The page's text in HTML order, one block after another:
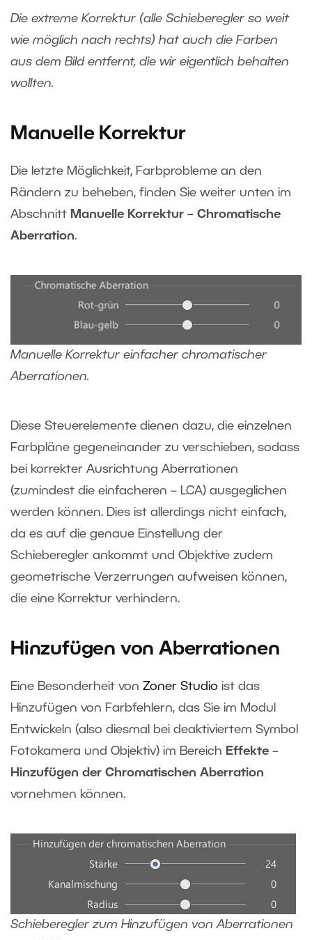
Die extreme Korrektur (alle Schieberegler so weit
wie möglich nach rechts) hat auch die Farben
aus dem Bild entfernt, die wir eigentlich behalten
wollten.
Manuelle Korrektur
Die letzte Möglichkeit, Farbprobleme an den
Rändern zu beheben, finden Sie weiter unten im
Abschnitt Manuelle Korrektur – Chromatische
Aberration.
Manuelle Korrektur einfacher chromatischer
Aberrationen.
Diese Steuerelemente dienen dazu, die einzelnen
Farbpläne gegeneinander zu verschieben, sodass
bei korrekter Ausrichtung Aberrationen
(zumindest die einfacheren – LCA) ausgeglichen
werden können. Dies ist allerdings nicht einfach,
da es auf die genaue Einstellung der
Schieberegler ankommt und Objektive zudem
geometrische Verzerrungen aufweisen können,
die eine Korrektur verhindern.
Hinzufügen von Aberrationen
Eine Besonderheit von Zoner Studio ist das
Hinzufügen von Farbfehlern, das Sie im Modul
Entwickeln (also diesmal bei deaktiviertem Symbol
Fotokamera und Objektiv) im Bereich Effekte –
Hinzufügen der Chromatischen Aberration
vornehmen können.
Schieberegler zum Hinzufügen von Aberrationen